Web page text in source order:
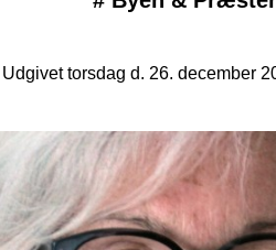
Udgivet torsdag d. 26. december